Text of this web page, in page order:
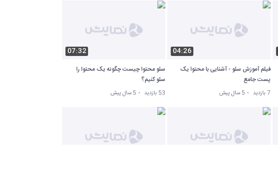
04:26
فیلم آموزش سئو - آشنایی با محتوا یک
پست جامع
7 بازدید 5 سال پیش
07:32
سئو محتوا چیست چگونه یک محتوا را
سئو کنیم؟
53 بازدید 5 سال پیش